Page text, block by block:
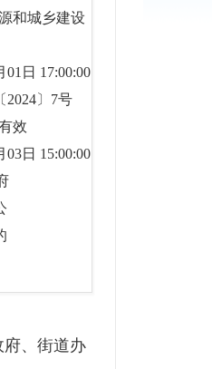
和城乡建设
01日 17:00:00
〕7号
效
03日 15:00:00
府、 街道办